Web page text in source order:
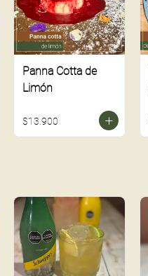
Panna Cotta de
Limón
$13.900